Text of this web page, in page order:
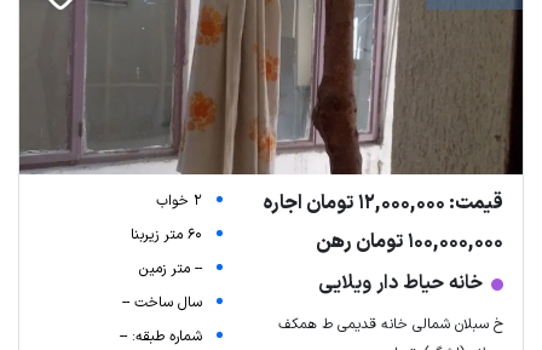
قیمت: 12,000,000 تومان اجاره
100,000,000 تومان رهن
خانه حیاط دار ویلایی
خ سبلان شمالی خانه قدیمی ط همکف
2 خواب
60 متر زیربنا
-- متر زمین
سال ساخت --
شماره طبقه: --